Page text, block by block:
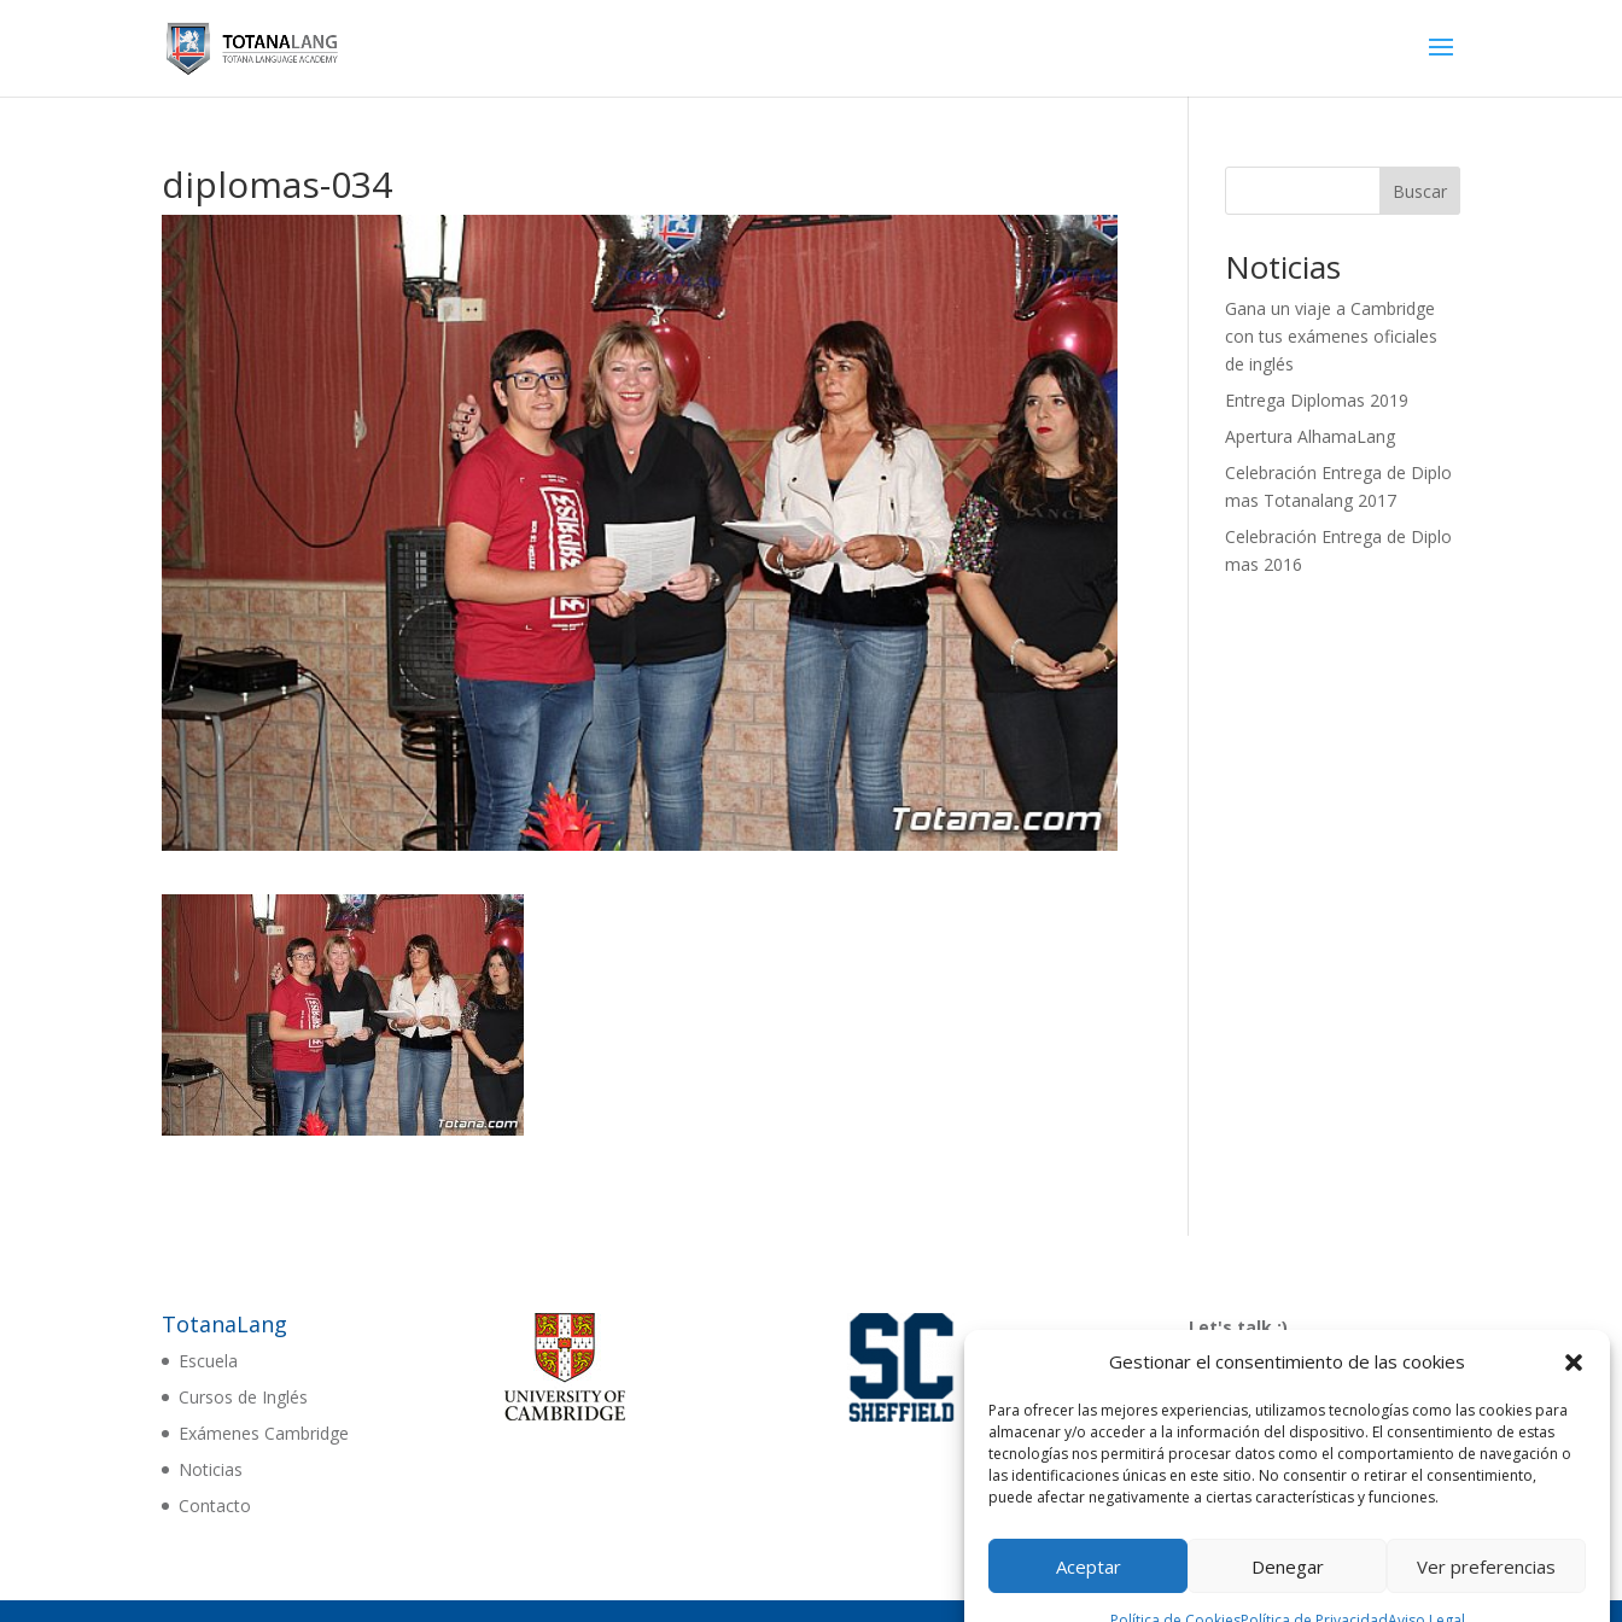
Gestionar el consentimiento de las cookies
Para ofrecer las mejores experiencias, utilizamos tecnologías como las cookies para
almacenar y/o acceder a la información del dispositivo. El consentimiento de estas
tecnologías nos permitirá procesar datos como el comportamiento de navegación o
las identificaciones únicas en este sitio. No consentir o retirar el consentimiento,
puede afectar negativamente a ciertas características y funciones.
Aceptar Denegar Ver preferencias
diplomas-034 Buscar
Noticias
Gana un viaje a Cambridge
con tus exámenes oficiales
de inglés
Entrega Diplomas 2019
Apertura AlhamaLang
Celebración Entrega de Diplo
mas Totanalang 2017
Celebración Entrega de Diplo
mas 2016
TotanaLang
Escuela
Cursos de Inglés
Exámenes Cambridge
Noticias
Contacto
Let's talk :)
968 425 675
30850. Totana. Murcia. Spain
info@totanalang.com